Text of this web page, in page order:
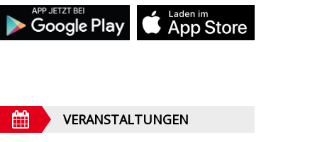
VERANSTALTUNGEN